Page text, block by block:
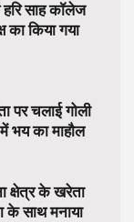
हरि साह कॉलेज
किया गया
पर चलाई गोली
भय का माहौल
क्षेत्र के खरेता
के साथ मनाया